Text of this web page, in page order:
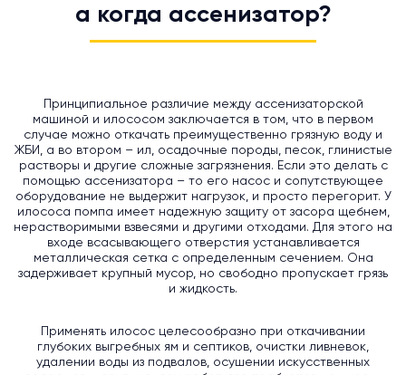
а когда ассенизатор?
Принципиальное различие между ассенизаторской
машиной и илососом заключается в том, что в первом
случае можно откачать преимущественно грязную воду и
ЖБИ, а во втором – ил, осадочные породы, песок, глинистые
растворы и другие сложные загрязнения. Если это делать с
помощью ассенизатора – то его насос и сопутствующее
оборудование не выдержит нагрузок, и просто перегорит. У
илососа помпа имеет надежную защиту от засора щебнем,
нерастворимыми взвесями и другими отходами. Для этого на
входе всасывающего отверстия устанавливается
металлическая сетка с определенным сечением. Она
задерживает крупный мусор, но свободно пропускает грязь
и жидкость.
Применять илосос целесообразно при откачивании
глубоких выгребных ям и септиков, очистки ливневок,
удалении воды из подвалов, осушении искусственных